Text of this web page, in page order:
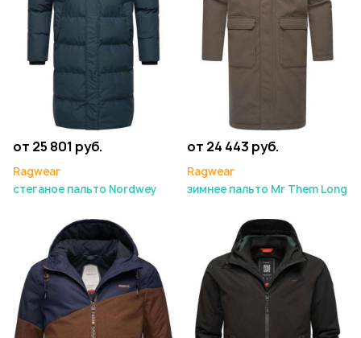
от 25 801 руб.
Ragwear
стеганое пальто Nordwey
от 24 443 руб.
Ragwear
зимнее пальто Mr Them Long